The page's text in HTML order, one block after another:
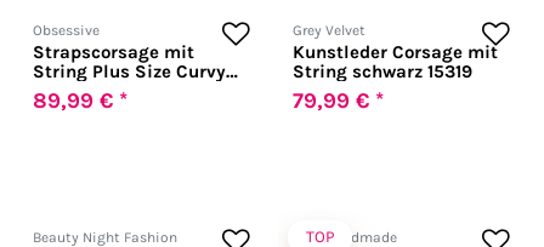
Obsessive
Strapscorsage mit
String Plus Size Curvy
Spitze
89,99 € *
Grey Velvet
Kunstleder Corsage mit
String schwarz 15319
79,99 € *
Beauty Night Fashion TOP
Noir Handmade